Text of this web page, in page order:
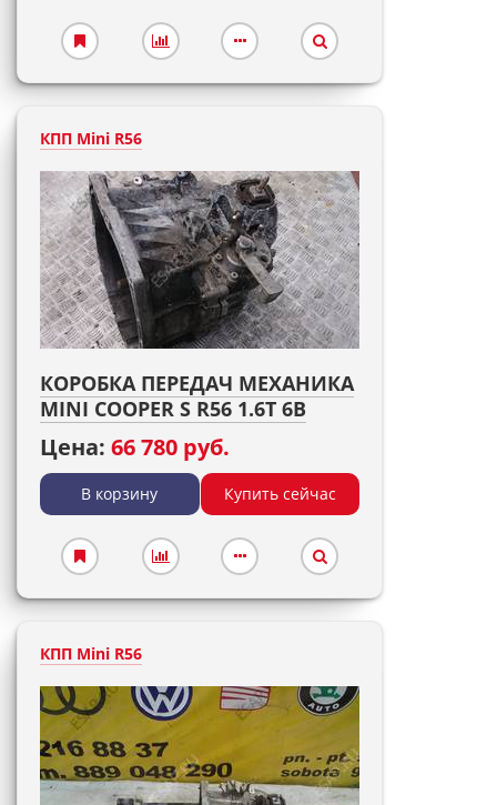
КПП Mini R56
КОРОБКА ПЕРЕДАЧ МЕХАНИКА
MINI COOPER S R56 1.6T 6B
Цена: 66 780 руб.
В корзину Купить сейчас
КПП Mini R56